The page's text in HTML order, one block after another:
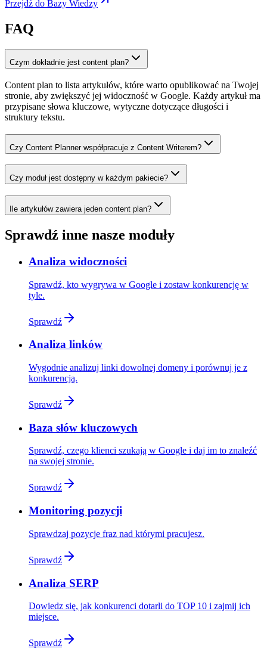
Przejdź do Bazy Wiedzy
FAQ
Czym dokładnie jest content plan?
Content plan to lista artykułów, które warto opublikować na Twojej
stronie, aby zwiększyć jej widoczność w Google. Każdy artykuł ma
przypisane słowa kluczowe, wytyczne dotyczące długości i
struktury tekstu.
Czy Content Planner współpracuje z Content Writerem?
Czy moduł jest dostępny w każdym pakiecie?
Ile artykułów zawiera jeden content plan?
Sprawdź inne nasze moduły
Analiza widoczności
Sprawdź, kto wygrywa w Google i zostaw konkurencję w
tyle.
Sprawdź
Analiza linków
Wygodnie analizuj linki dowolnej domeny i porównuj je z
konkurencją.
Sprawdź
Baza słów kluczowych
Sprawdź, czego klienci szukają w Google i daj im to znaleźć
na swojej stronie.
Sprawdź
Monitoring pozycji
Sprawdzaj pozycje fraz nad którymi pracujesz.
Sprawdź
Analiza SERP
Dowiedz się, jak konkurenci dotarli do TOP 10 i zajmij ich
miejsce.
Sprawdź